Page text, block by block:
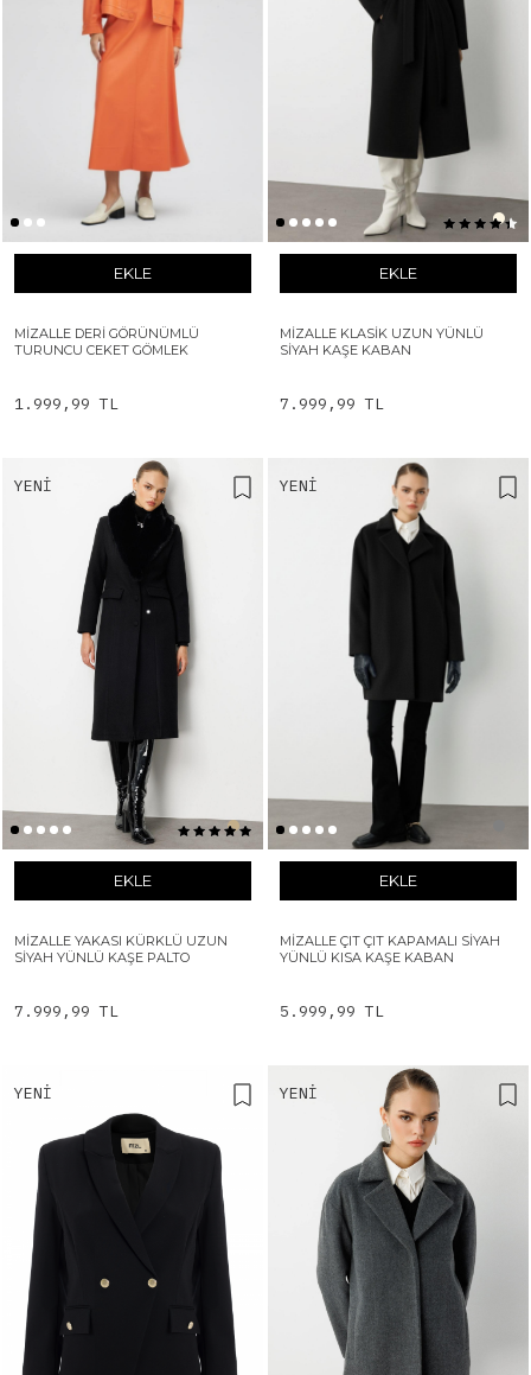
EKLE
MIZALLE DERI GÖRÜNÜMLÜ
TURUNCU CEKET GÖMLEK
1.999,99 TL
EKLE
MIZALLE KLASIK UZUN YÜNLÜ
SIYAH KAŞE KABAN
7.999,99 TL
YENI
EKLE
MIZALLE YAKASI KÜRKLÜ UZUN
SIYAH YÜNLÜ KAŞE PALTO
7.999,99 TL
YENI
EKLE
MIZALLE ÇIT ÇIT KAPAMALI SIYAH
YÜNLÜ KISA KAŞE KABAN
5.999,99 TL
YENI YENI